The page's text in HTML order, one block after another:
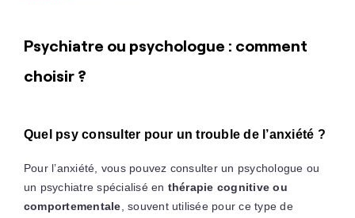
Psychiatre ou psychologue : comment
choisir ?
Quel psy consulter pour un trouble de l’anxiété ?
Pour l’anxiété, vous pouvez consulter un psychologue ou
un psychiatre spécialisé en thérapie cognitive ou
comportementale , souvent utilisée pour ce type de